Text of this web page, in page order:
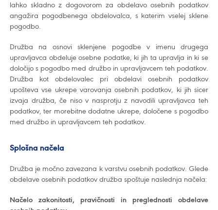
lahko skladno z dogovorom za obdelavo osebnih podatkov
angažira pogodbenega obdelovalca, s katerim vselej sklene
pogodbo.
Družba na osnovi sklenjene pogodbe v imenu drugega
upravljavca obdeluje osebne podatke, ki jih ta upravlja in ki se
določijo s pogodbo med družbo in upravljavcem teh podatkov.
Družba kot obdelovalec pri obdelavi osebnih podatkov
upošteva vse ukrepe varovanja osebnih podatkov, ki jih sicer
izvaja družba, če niso v nasprotju z navodili upravljavca teh
podatkov, ter morebitne dodatne ukrepe, določene s pogodbo
med družbo in upravljavcem teh podatkov.
Splošna načela
Družba je močno zavezana k varstvu osebnih podatkov. Glede
obdelave osebnih podatkov družba spoštuje naslednja načela:
Načelo zakonitosti, pravičnosti in preglednosti obdelave